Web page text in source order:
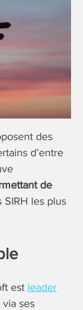
des
d’entre
de
les plus
est leader
via ses